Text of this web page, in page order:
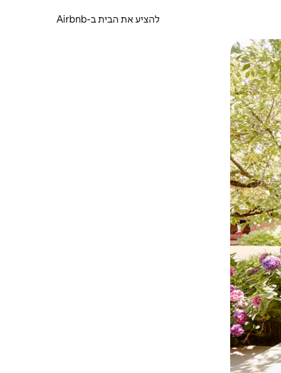
להציע את הבית ב-Airbnb